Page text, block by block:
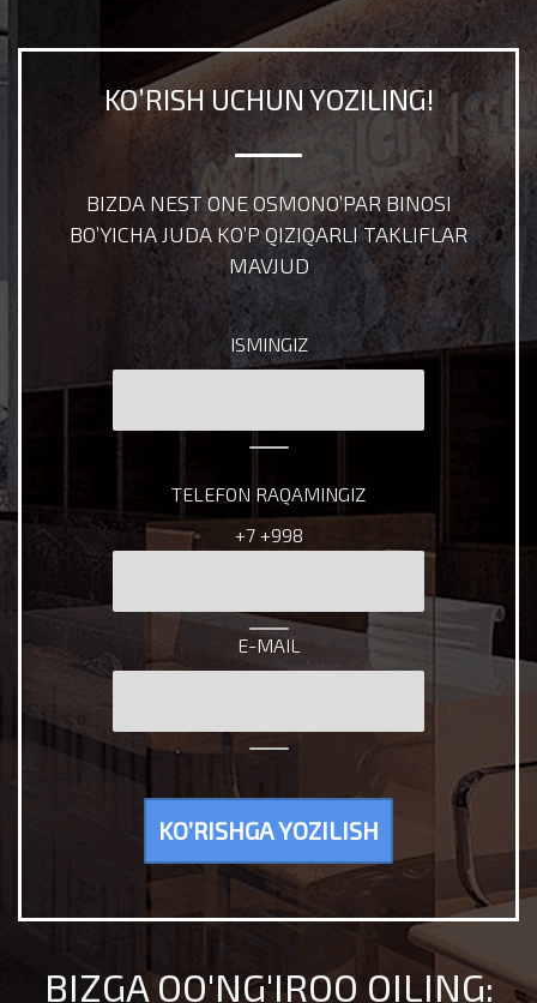
KO’RISH UCHUN YOZILING!
BIZDA NEST ONE OSMONO’PAR BINOSI
BO’YICHA JUDA KO’P QIZIQARLI TAKLIFLAR
MAVJUD
ISMINGIZ
TELEFON RAQAMINGIZ
+7 +998
E-MAIL
KO’RISHGA YOZILISH
BIZGA QO'NG'IROQ QILING: